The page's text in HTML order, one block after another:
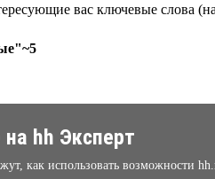
вас ключевые слова
hh Эксперт
как использовать возможности